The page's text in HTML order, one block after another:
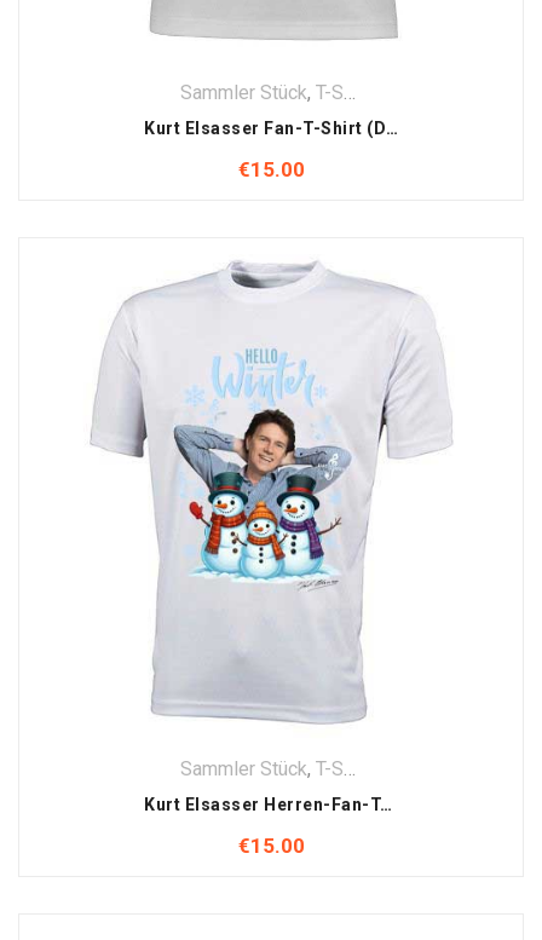
Sammler Stück, T-Shirt
Kurt Elsasser Fan-T-Shirt (Damen) – Hello Winter
€15.00
Sammler Stück, T-Shirt
Kurt Elsasser Herren-Fan-T-Shirt (Herren) – Hello Winter
€15.00